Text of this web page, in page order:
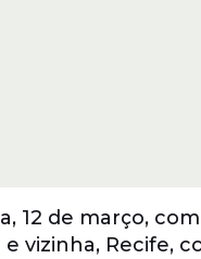
12 de março,
vizinha, Recife,